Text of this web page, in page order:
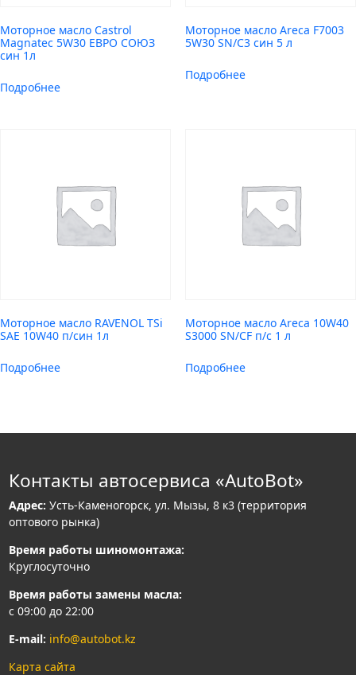
Моторное масло Castrol
Magnatec 5W30 ЕВРО СОЮЗ
син 1л
Подробнее
Моторное масло Areca F7003
5W30 SN/C3 син 5 л
Подробнее
Моторное масло RAVENOL TSi
SAE 10W40 п/син 1л
Подробнее
Моторное масло Areca 10W40
S3000 SN/CF п/с 1 л
Подробнее
Контакты автосервиса «AutoBot»
Адрес: Усть-Каменогорск, ул. Мызы, 8 к3 (территория
оптового рынка)
Время работы шиномонтажа:
Круглосуточно
Время работы замены масла:
с 09:00 до 22:00
E-mail: info@autobot.kz
Карта сайта